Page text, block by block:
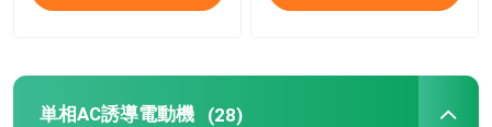
単相AC誘導電動機 (28)